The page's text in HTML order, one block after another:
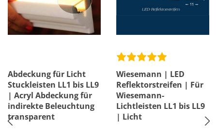
Abdeckung für Licht
Stuckleisten LL1 bis LL9
| Acryl Abdeckung für
indirekte Beleuchtung
transparent
Wiesemann | LED
Reflektorstreifen | Für
Wiesemann-
Lichtleisten LL1 bis LL9
| Licht